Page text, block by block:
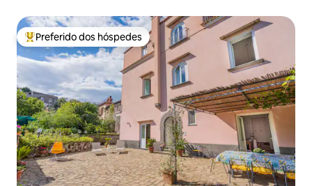
Entre os melhores preferidos dos hóspedes
Preferido dos hóspedes